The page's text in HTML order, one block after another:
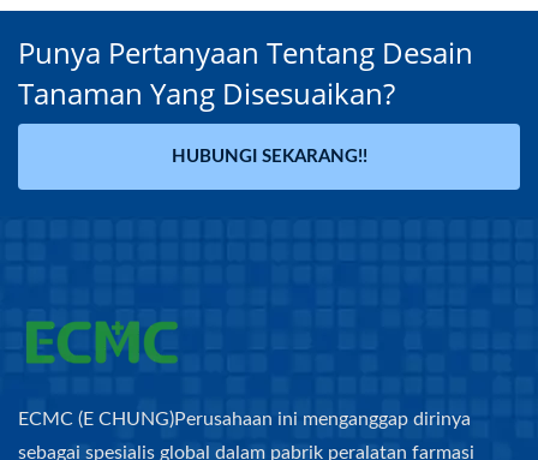
Punya Pertanyaan Tentang Desain
Tanaman Yang Disesuaikan?
HUBUNGI SEKARANG!!
ECMC (E CHUNG)Perusahaan ini menganggap dirinya
sebagai spesialis global dalam pabrik peralatan farmasi